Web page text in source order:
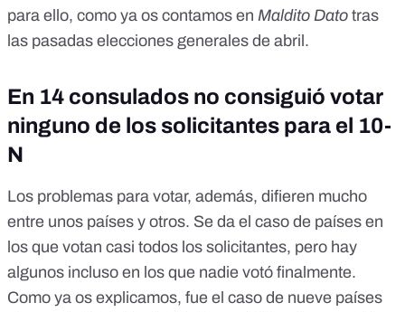
para ello, como ya os contamos en Maldito Dato tras
las pasadas elecciones generales de abril.
En 14 consulados no consiguió votar
ninguno de los solicitantes para el 10-
N
Los problemas para votar, además, difieren mucho
entre unos países y otros. Se da el caso de países en
los que votan casi todos los solicitantes, pero hay
algunos incluso en los que nadie votó finalmente.
Como ya os explicamos, fue el caso de nueve países